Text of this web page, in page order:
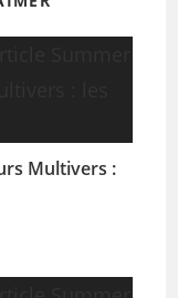
Multivers :